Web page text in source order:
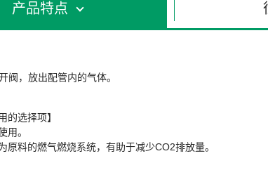
产品特点
阀，放出配管内的气体。
的选择项】
用。
原料的燃气燃烧系统，有助于减少CO2排放量。